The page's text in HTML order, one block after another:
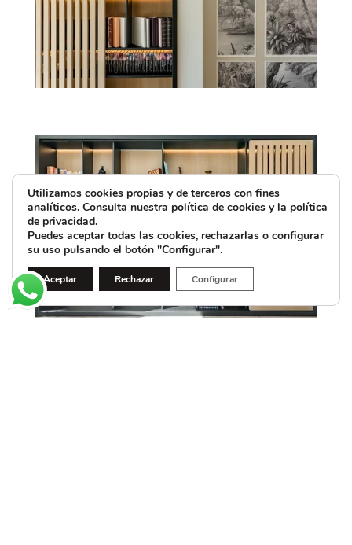
Utilizamos cookies propias y de terceros con fines
analíticos. Consulta nuestra política de cookies y la política
de privacidad.
Puedes aceptar todas las cookies, rechazarlas o configurar
su uso pulsando el botón "Configurar".
Aceptar Rechazar Configurar